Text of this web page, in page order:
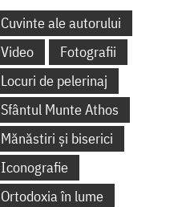
Cuvinte ale autorului
Video
Fotografii
Locuri de pelerinaj
Sfântul Munte Athos
Mănăstiri și biserici
Iconografie
Ortodoxia în lume